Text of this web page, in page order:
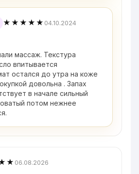
★★★★★ 04.10.2024
массаж. Текстура
впитывается
остался до утра на коже
довольна . Запах
в начале сильный
потом нежнее
06.08.2026